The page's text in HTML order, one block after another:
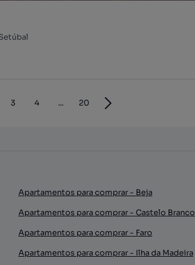
3 4 ... 20
Apartamentos para comprar - Beja
Apartamentos para comprar - Castelo Branco
Apartamentos para comprar - Faro
Apartamentos para comprar - Ilha da Madeira